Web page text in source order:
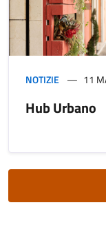
NOTIZIE 11
Hub Urbano